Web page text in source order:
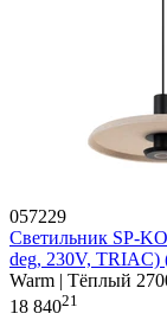
057229
Светильник SP-
deg, 230V, TRIAC)
Warm | Тёплый
18 84021